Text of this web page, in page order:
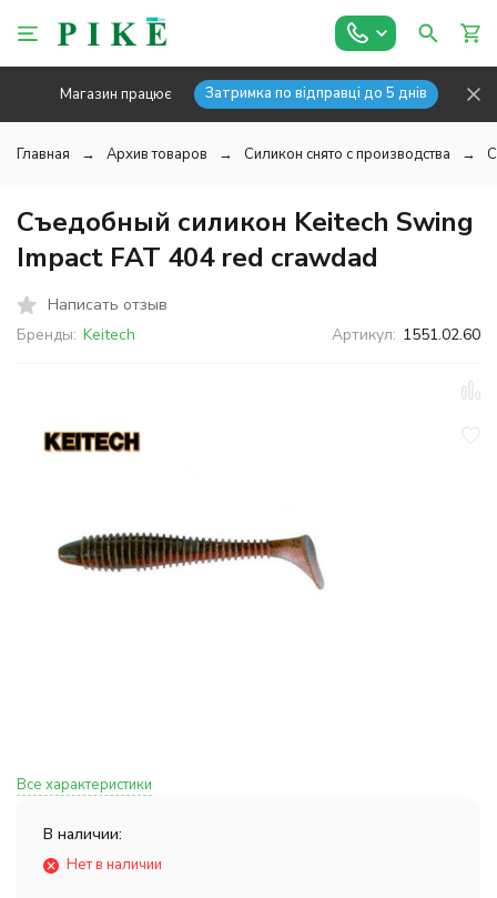
Магазин працює Затримка по відправці до 5 днів
Главная Архив товаров Силикон снято с производства
Съедобный силикон Keitech Swing
Impact FAT 404 red crawdad
Написать отзыв
Бренды: Keitech Артикул: 1551.02.60
Все характеристики
В наличии:
Нет в наличии